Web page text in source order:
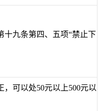
十九条第四、五项“禁止下
可以处50元以上500元以